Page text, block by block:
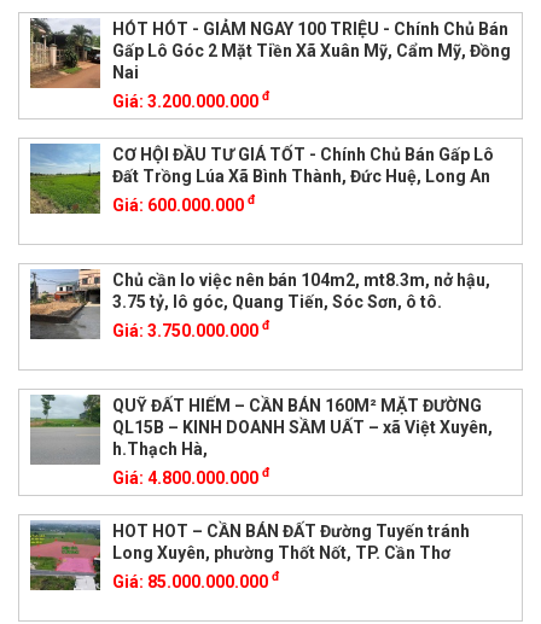
HÓT HÓT - GIẢM NGAY 100 TRIỆU - Chính Chủ Bán
Gấp Lô Góc 2 Mặt Tiền Xã Xuân Mỹ, Cẩm Mỹ, Đồng
Nai
Giá: 3.200.000.000 đ
CƠ HỘI ĐẦU TƯ GIÁ TỐT - Chính Chủ Bán Gấp Lô
Đất Trồng Lúa Xã Bình Thành, Đức Huệ, Long An
Giá: 600.000.000 đ
Chủ cần lo việc nên bán 104m2, mt8.3m, nở hậu,
3.75 tỷ, lô góc, Quang Tiến, Sóc Sơn, ô tô.
Giá: 3.750.000.000 đ
QUỸ ĐẤT HIẾM – CẦN BÁN 160M² MẶT ĐƯỜNG
QL15B – KINH DOANH SẦM UẤT – xã Việt Xuyên,
h.Thạch Hà,
Giá: 4.800.000.000 đ
HOT HOT – CẦN BÁN ĐẤT Đường Tuyến tránh
Long Xuyên, phường Thốt Nốt, TP. Cần Thơ
Giá: 85.000.000.000 đ